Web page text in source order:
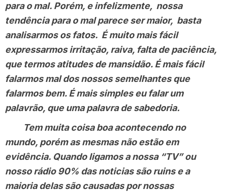
para o mal. Porém, e infelizmente, nossa
tendência para o mal parece ser maior, basta
analisarmos os fatos. É muito mais fácil
expressarmos irritação, raiva, falta de paciência,
que termos atitudes de mansidão. É mais fácil
falarmos mal dos nossos semelhantes que
falarmos bem. É mais simples eu falar um
palavrão, que uma palavra de sabedoria.
Tem muita coisa boa acontecendo no
mundo, porém as mesmas não estão em
evidência. Quando ligamos a nossa “TV” ou
nosso rádio 90% das noticias são ruins e a
maioria delas são causadas por nossas